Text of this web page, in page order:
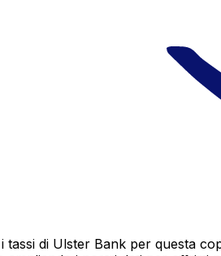
tassi di Ulster Bank per questa